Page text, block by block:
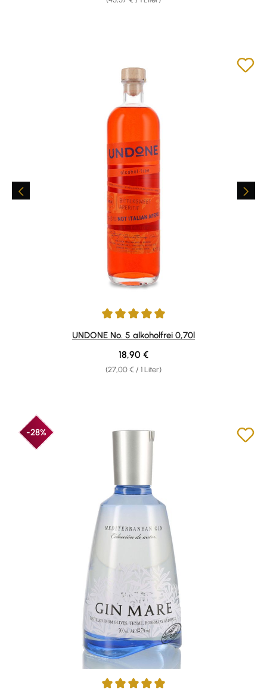
Durchschnittliche Bewertung von 5 von 5 Sternen
UNDONE No. 5 alkoholfrei 0,70l
(27,00 € / 1 Liter)
Regulärer Preis:
18,90 €
-28%